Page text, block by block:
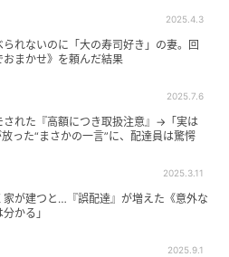
2025.4.3
れないのに「大の寿司好き」の妻。回
おまかせ》を頼んだ結果
2025.7.6
された『高額につき取扱注意』→「実は
った“まさかの一言”に、配達員は驚愕
2025.3.11
が建つと…『誤配達』が増えた《意外な
かる」
2025.9.1